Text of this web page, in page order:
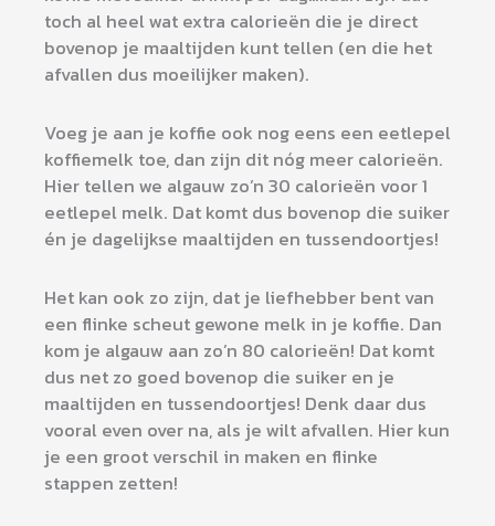
toch al heel wat extra calorieën die je direct
bovenop je maaltijden kunt tellen (en die het
afvallen dus moeilijker maken).
Voeg je aan je koffie ook nog eens een eetlepel
koffiemelk toe, dan zijn dit nóg meer calorieën.
Hier tellen we algauw zo’n 30 calorieën voor 1
eetlepel melk. Dat komt dus bovenop die suiker
én je dagelijkse maaltijden en tussendoortjes!
Het kan ook zo zijn, dat je liefhebber bent van
een flinke scheut gewone melk in je koffie. Dan
kom je algauw aan zo’n 80 calorieën! Dat komt
dus net zo goed bovenop die suiker en je
maaltijden en tussendoortjes! Denk daar dus
vooral even over na, als je wilt afvallen. Hier kun
je een groot verschil in maken en flinke
stappen zetten!